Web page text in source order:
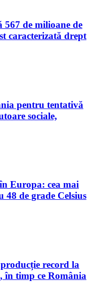
567 de milioane de
caracterizată drept
pentru tentativă
sociale,
Europa: cea mai
48 de grade Celsius
record la
în timp ce România